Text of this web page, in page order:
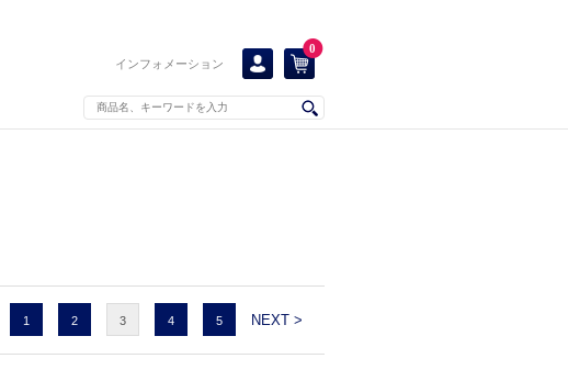
インフォメーション
0
1 2 3 4 5 NEXT >